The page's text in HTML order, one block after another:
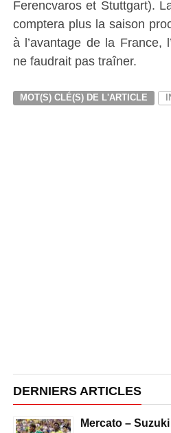
Ferencvaros et Stuttgart).
comptera plus la saison
à l’avantage de la France,
ne faudrait pas traîner.
MOT(S) CLÉ(S) DE L'ARTICLE
DERNIERS ARTICLES
Mercato –